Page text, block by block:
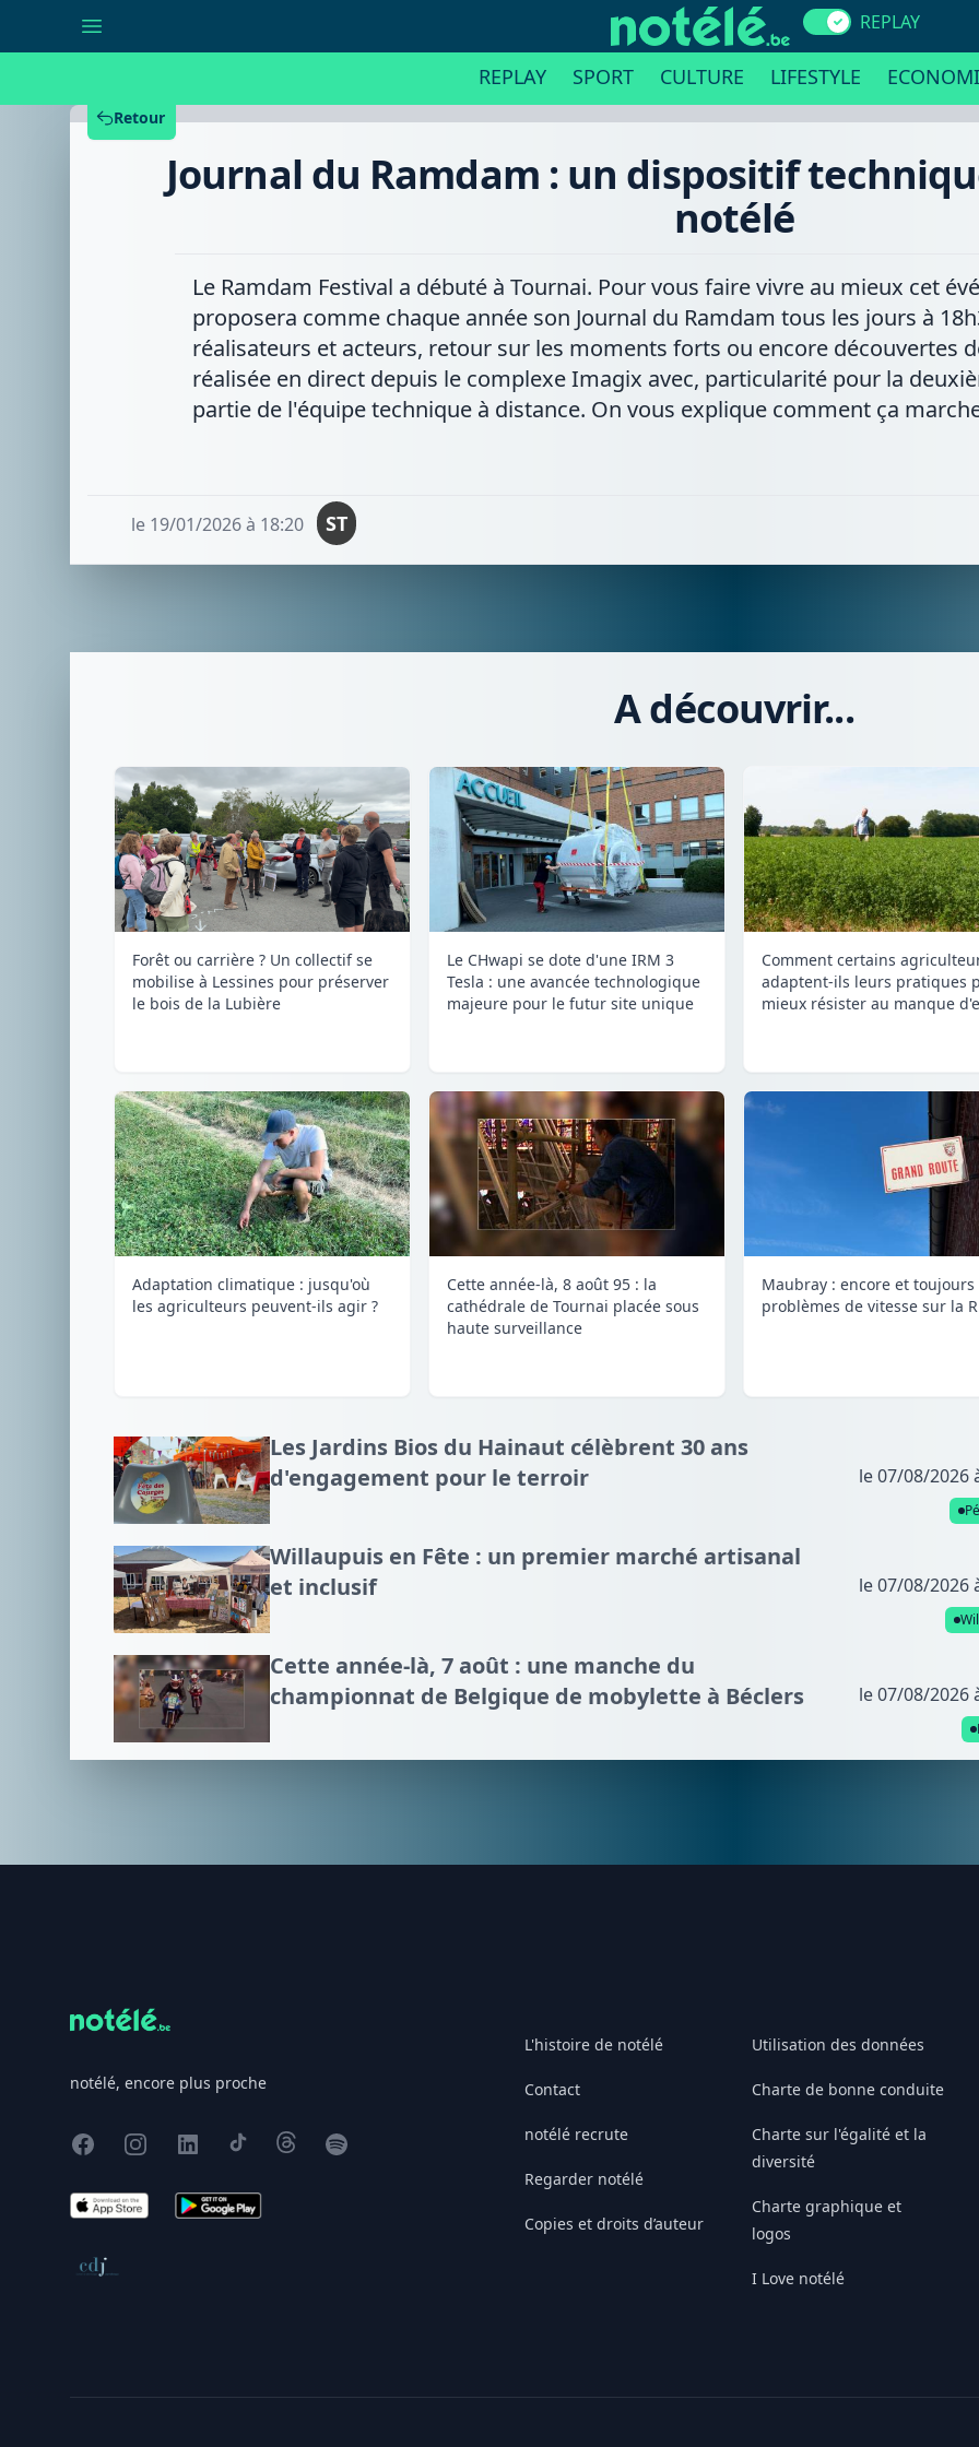
REPLAY
REPLAY SPORT CULTURE LIFESTYLE
Retour
Journal du Ramdam : un dispositif
notélé
Le Ramdam Festival a débuté à Tournai. Pour vous faire vivre au mieux cet
proposera comme chaque année son Journal du Ramdam tous les jours à
réalisateurs et acteurs, retour sur les moments forts ou encore découvertes
réalisée en direct depuis le complexe Imagix avec, particularité pour la
partie de l'équipe technique à distance. On vous explique comment ça
le 19/01/2026 à 18:20 ST
A découvrir...
Forêt ou carrière ? Un collectif se
mobilise à Lessines pour préserver
le bois de la Lubière
Le CHwapi se dote d'une IRM 3
Tesla : une avancée technologique
majeure pour le futur site unique
Comment certains
adaptent-ils leurs pratiques
mieux résister au manque
Adaptation climatique : jusqu'où
les agriculteurs peuvent-ils agir ?
Cette année-là, 8 août 95 : la
cathédrale de Tournai placée sous
haute surveillance
Maubray : encore et toujours
problèmes de vitesse sur la
Les Jardins Bios du Hainaut célèbrent 30 ans
d'engagement pour le terroir
le 07/08/2026
Willaupuis en Fête : un premier marché artisanal
et inclusif
le 07/08/2026
Cette année-là, 7 août : une manche du
championnat de Belgique de mobylette à Béclers
le 07/08/2026
notélé, encore plus proche
FacebookInstagram
X TikTokThreadsSpotify
App Store Google Play
Conseil de déontologie journalistique
L'histoire de notélé
Contact
notélé recrute
Regarder notélé
Copies et droits d’auteur
Utilisation des données
Charte de bonne conduite
Charte sur l'égalité et la
diversité
Charte graphique et
logos
I Love notélé